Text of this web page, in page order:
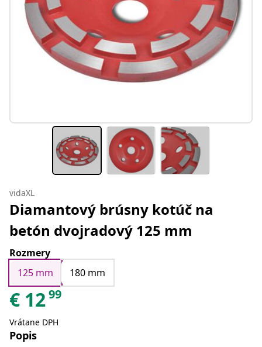
vidaXL
Diamantový brúsny kotúč na
betón dvojradový 125 mm
Rozmery
125 mm
180 mm
€ 1299
Vrátane DPH
Popis